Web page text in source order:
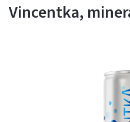
Vincentka,